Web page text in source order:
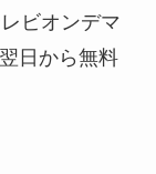
ビオンデマ
日から無料